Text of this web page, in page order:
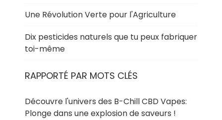
Une Révolution Verte pour l'Agriculture
Dix pesticides naturels que tu peux fabriquer
toi-même
RAPPORTÉ PAR MOTS CLÉS
Découvre l'univers des B-Chill CBD Vapes:
Plonge dans une explosion de saveurs !